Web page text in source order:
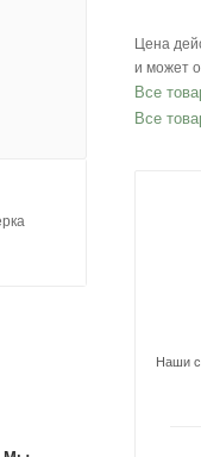
Цена
и может
Все
Все
Наши